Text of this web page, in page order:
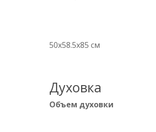
50x58.5x85 см
Духовка
Объем духовки